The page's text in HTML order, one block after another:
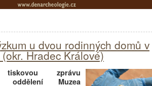
u dvou rodinných domů v
Hradec Králové)
tiskovou zprávu
oddělení Muzea